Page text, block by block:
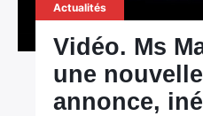
Actualités
Vidéo. Ms
une
annonce,